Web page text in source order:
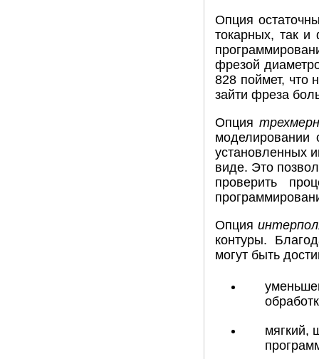
Опция
токарных, так и
фрезой
828 поймет, что
зайти фреза
Опция
моделировании
установленных
виде. Это
проверить
Опция
контуры.
могут быть
мягкий,